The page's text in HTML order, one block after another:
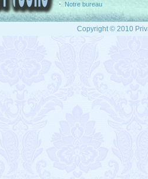
Notre bureau
Copyright © 2010